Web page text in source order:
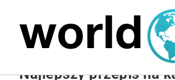
Najlepszy przepis na